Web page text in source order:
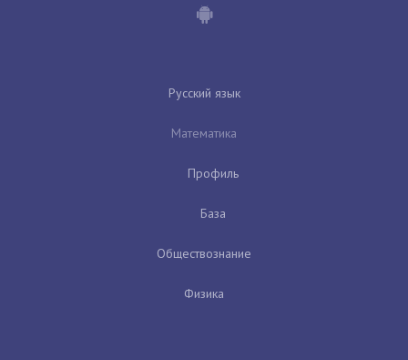
Русский язык
Математика
Профиль
База
Обществознание
Физика